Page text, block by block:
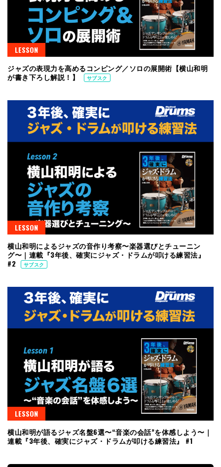
LESSON
ジャズの表現力を高めるコンピング／ソロの展開術【横山和明
が書き下ろし解説！】
サブスク
LESSON
横山和明によるジャズの音作り考察〜楽器選びとチューニン
グ〜｜連載『3年後、確実にジャズ・ドラムが叩ける練習法』
#2
サブスク
LESSON
横山和明が語るジャズ名盤6選〜“音楽の会話”を体感しよう〜｜
連載『3年後、確実にジャズ・ドラムが叩ける練習法』 #1